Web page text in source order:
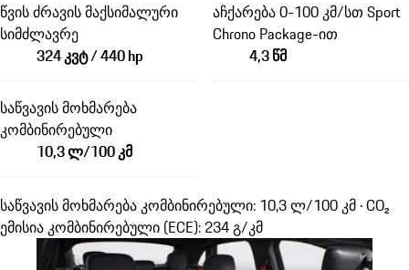
წვის ძრავის მაქსიმალური
სიმძლავრე
324 კვტ / 440 hp
აჩქარება 0-100 კმ/სთ Sport
Chrono Package-ით
4,3 წმ
საწვავის მოხმარება
კომბინირებული
10,3 ლ/100 კმ
საწვავის მოხმარება კომბინირებული: 10,3 ლ/100 კმ · CO₂
ემისია კომბინირებული (ECE): 234 გ/კმ